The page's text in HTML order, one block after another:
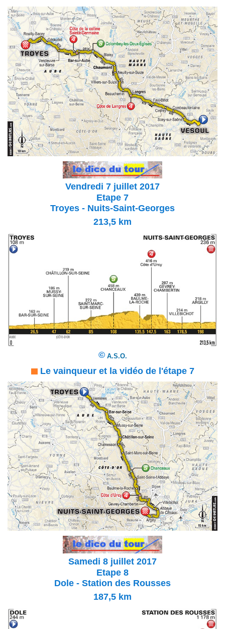
Vendredi 7 juillet 2017
Etape 7
Troyes - Nuits-Saint-Georges
213,5 km
©A.S.O.
Le vainqueur et la vidéo de l'étape 7
Samedi 8 juillet 2017
Etape 8
Dole - Station des Rousses
187,5 km